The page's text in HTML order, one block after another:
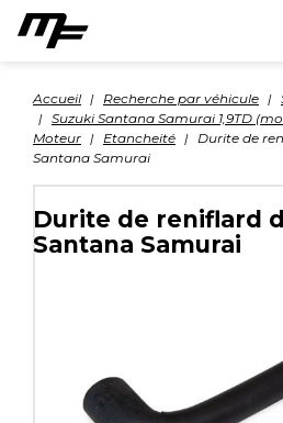
Accueil Recherche par véhicule
Suzuki Santana Samurai 1,9TD
Moteur
Etancheité
Durite de
Santana Samurai
Durite de reniflard
Santana Samurai